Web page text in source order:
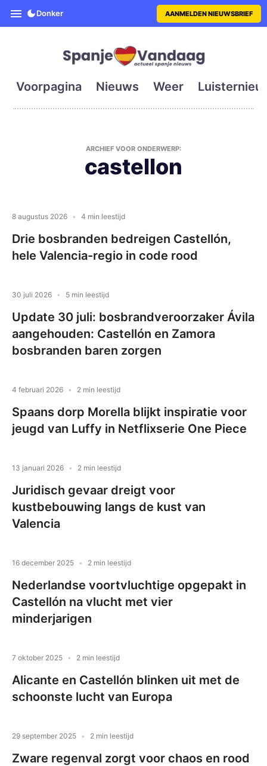
SpanjeVandaag is de eerste
Donker AANMELDEN NIEUWSBRIEF
Voorpagina Nieuws Weer
ARCHIEF VOOR ONDERWERP:
castellon
8 augustus 2026 4 min leestijd
Drie bosbranden bedreigen Castellón,
hele Valencia-regio in code rood
30 juli 2026 5 min leestijd
Update 30 juli: bosbrandveroorzaker Ávila
aangehouden: Castellón en Zamora
bosbranden baren zorgen
4 februari 2026 2 min leestijd
Spaans dorp Morella blijkt inspiratie voor
jeugd van Luffy in Netflixserie One Piece
13 januari 2026 2 min leestijd
Juridisch gevaar dreigt voor
kustbebouwing langs de kust van
Valencia
16 december 2025 2 min leestijd
Nederlandse voortvluchtige opgepakt in
Castellón na vlucht met vier
minderjarigen
7 oktober 2025 2 min leestijd
Alicante en Castellón blinken uit met de
schoonste lucht van Europa
29 september 2025 2 min leestijd
Zware regenval zorgt voor chaos en rood